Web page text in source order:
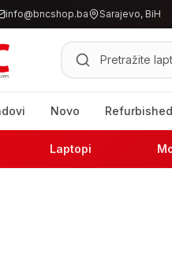
info@bncshop.ba Sarajevo, BiH
Pretraži proizvode
Novo Refurbished
Laptopi